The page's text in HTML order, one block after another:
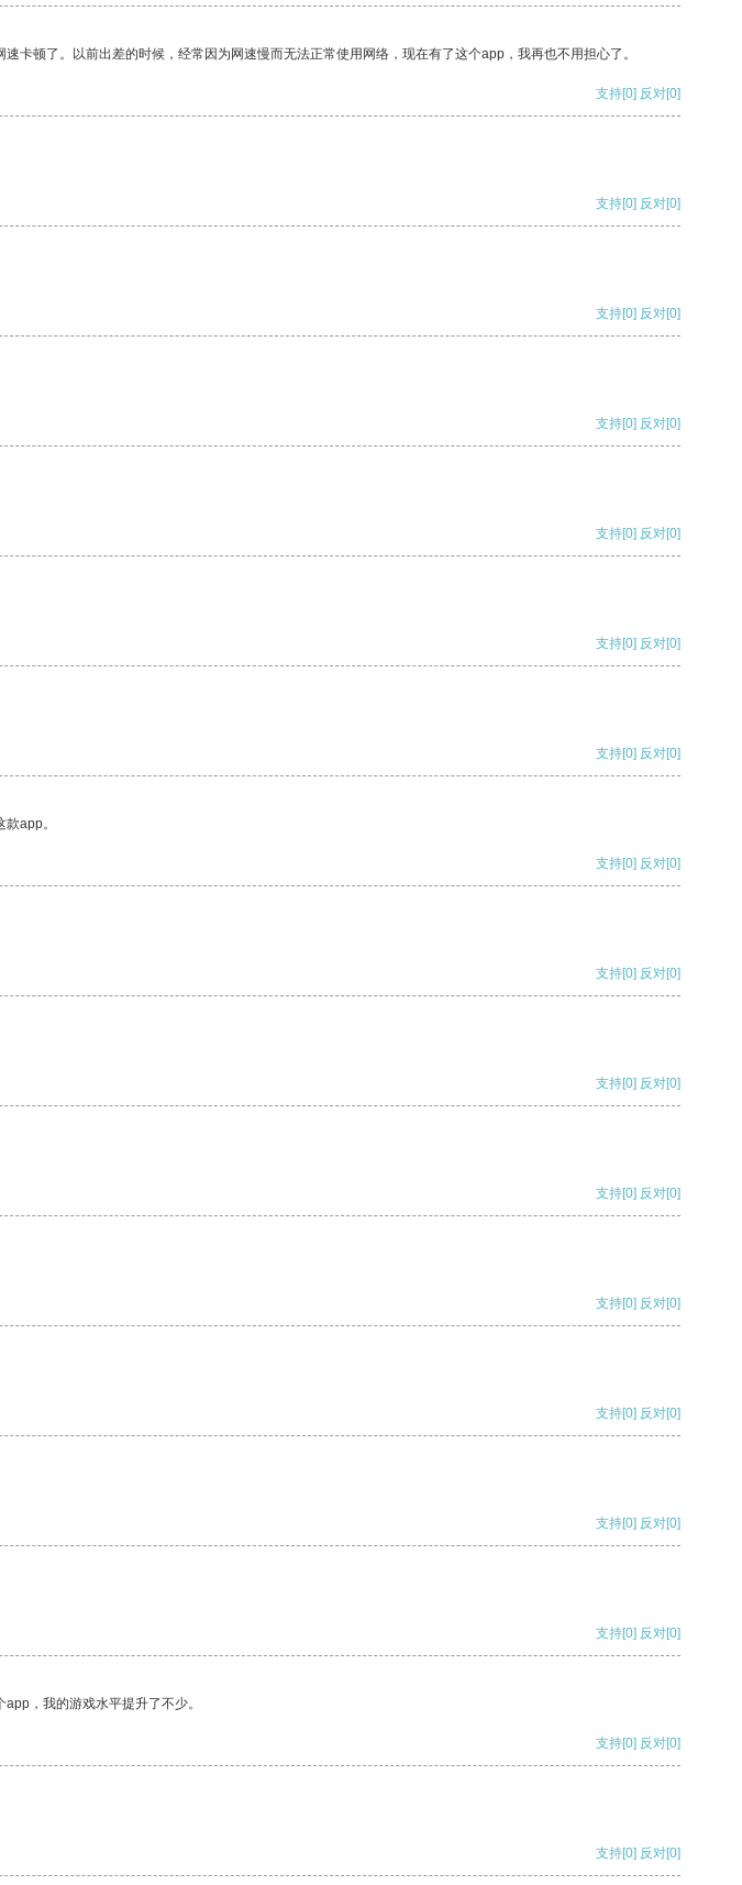
顿了。以前出差的时候，经常因为网速慢而无法正常使用网络，现在有了这个app，我再也不用担心了。
支持[0] 反对[0]
支持[0] 反对[0]
支持[0] 反对[0]
支持[0] 反对[0]
支持[0] 反对[0]
支持[0] 反对[0]
支持[0] 反对[0]
app。
支持[0] 反对[0]
支持[0] 反对[0]
支持[0] 反对[0]
支持[0] 反对[0]
支持[0] 反对[0]
支持[0] 反对[0]
支持[0] 反对[0]
支持[0] 反对[0]
，我的游戏水平提升了不少。
支持[0] 反对[0]
支持[0] 反对[0]